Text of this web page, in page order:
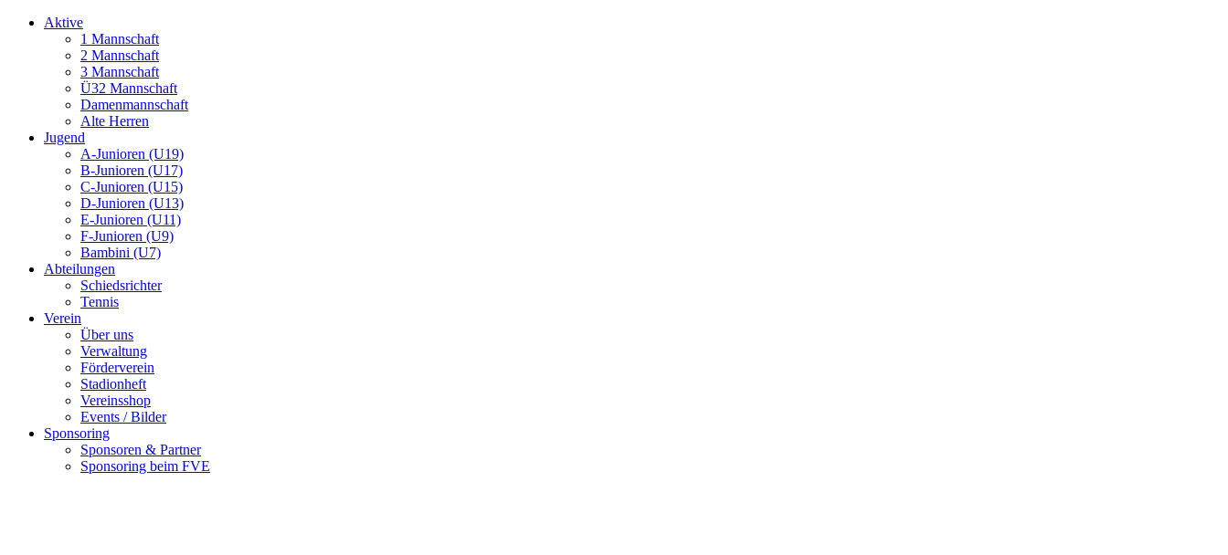
Aktive
1 Mannschaft
2 Mannschaft
3 Mannschaft
Ü32 Mannschaft
Damenmannschaft
Alte Herren
Jugend
A-Junioren (U19)
B-Junioren (U17)
C-Junioren (U15)
D-Junioren (U13)
E-Junioren (U11)
F-Junioren (U9)
Bambini (U7)
Abteilungen
Schiedsrichter
Tennis
Verein
Über uns
Verwaltung
Förderverein
Stadionheft
Vereinsshop
Events / Bilder
Sponsoring
Sponsoren & Partner
Sponsoring beim FVE